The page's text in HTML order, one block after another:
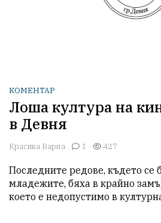
КОМЕНТАР
Лоша култура на
в Девня
Красива Варна 1 427
Последните редове, където се
младежите, бяха в крайно